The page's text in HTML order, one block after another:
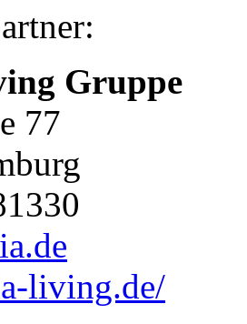
Gruppe
77
living.de/